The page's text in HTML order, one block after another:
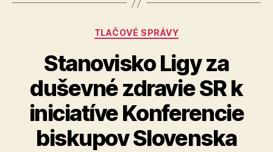
Kategórie
TLAČOVÉ SPRÁVY
Stanovisko Ligy za
duševné zdravie SR k
iniciatíve Konferencie
biskupov Slovenska